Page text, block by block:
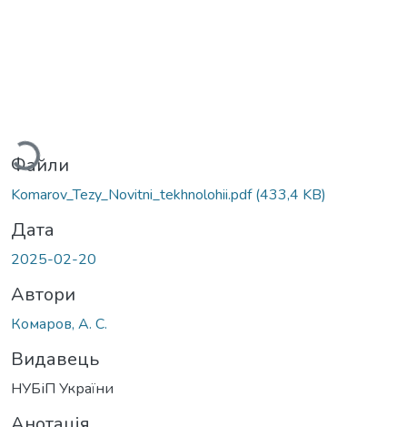
Файли
Komarov_Tezy_Novitni_tekhnolohii.pdf(433,4 KB)
Дата
2025-02-20
Автори
Комаров, А. С.
Видавець
НУБіП України